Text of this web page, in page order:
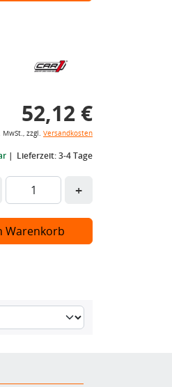
52,12 €
zzgl. Versandkosten
Lieferzeit: 3-4 Tage
+
Warenkorb